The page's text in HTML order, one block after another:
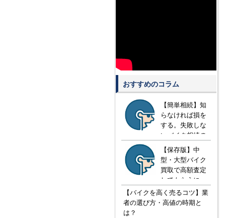
おすすめのコラム
【簡単相続】知
らなければ損を
する。失敗しな
いバイク相続の
方法とは？
【保存版】中
型・大型バイク
買取で高額査定
してもらうに
は！？知ってお
きたい３つの知
【バイクを高く売るコツ】業
者の選び方・高値の時期と
は？